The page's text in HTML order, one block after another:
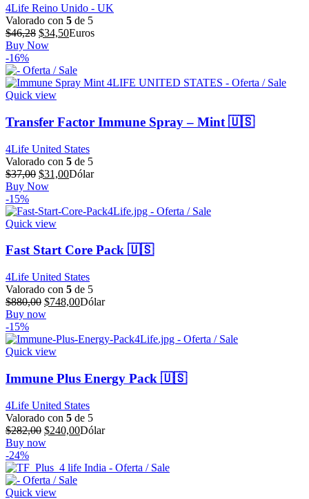
4Life Reino Unido - UK
Valorado con 5 de 5
$46,28 El
precio
era:
$46,28.
$34,50El
es:
$34,50.
Euros
Buy Now
-16%
Quick view
Transfer Factor Immune Spray – Mint 🇺🇸
4Life United States
Valorado con 5 de 5
$37,00 El
precio
era:
$37,00.
$31,00El
es:
Dólar
Buy Now
-15%
Quick view
Fast Start Core Pack 🇺🇸
4Life United States
Valorado con 5 de 5
$880,00 El
precio
era:
$880,00.
$748,00El
es:
Dólar
Buy now
-15%
Quick view
Immune Plus Energy Pack 🇺🇸
4Life United States
Valorado con 5 de 5
$282,00 El
precio
era:
$282,00.
$240,00El
es:
Dólar
Buy now
-24%
Quick view